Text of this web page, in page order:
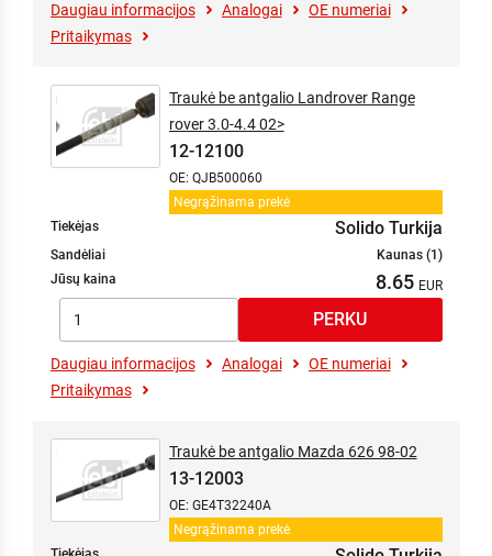
Daugiau informacijos Analogai
OE numeriai
Pritaikymas
Negrąžinama prekė
Traukė be antgalio Landrover Range
rover 3.0-4.4 02>
12-12100
OE: QJB500060
Tiekėjas Solido Turkija
Sandėliai
Kaunas (1)
Jūsų kaina
8.65
Daugiau informacijos Analogai
OE numeriai
Pritaikymas
Negrąžinama prekė
Traukė be antgalio Mazda 626 98-02
13-12003
OE: GE4T32240A